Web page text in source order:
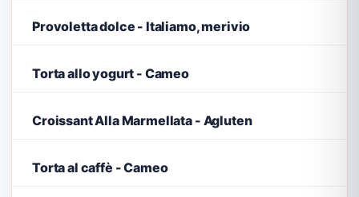
Provoletta dolce - Italiamo, merivio
Torta allo yogurt - Cameo
Croissant Alla Marmellata - Agluten
Torta al caffè - Cameo